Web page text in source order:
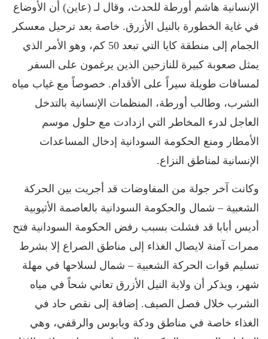
الإنسانية هاشم أورطة للحدث، وقال لـ (عاين) أن الأوضاع
في غاية الخطورة بالنيل الأزرق. خاصة بعد ترحيل معسكر
الجمام إلى منطقة كايا التي تبعد 50 كم، وهو الأمر الذي
يمثل صعوبة كبيرة للنازحين الذين يرغمون على السفر
لمسافات طويلة سيراً على الأقدام. خصوصاً مع غياب مياه
الشرب، وطالب أورطة، المنظمات الإنسانية بالتدخل
العاجل لدرء المخاطر التي ازدادت مع حلول موسم
الأمطار ومنع الحكومة السودانية إدخال المساعدات
الإنسانية لمناطق النزاع.
وكانت آخر جولة من المفاوضات قد أجريت بين الحركة
الشعبية – شمال والحكومة السودانية بالعاصمة الأثيوبية
أديس أبابا قد فشلت بسبب رفض الحكومة السودانية فتح
ممرات آمنة لايصال الغذاء إلى مناطق الصراع إلا بشرط
تسليم قوات الحركة الشعبية – شمال لسلاحها في مهلة
شهر، ويذكر أن ولاية النيل الأزرق تعاني شحاً في مياه
الشرب خلال فصل الصيف. إضافة إلى نقص حاد في
الغذاء خاصة في مناطق ودكة ويابوس والرقفي، وهي